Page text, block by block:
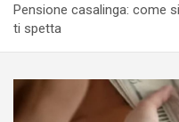
Pensione casalinga: come
ti spetta